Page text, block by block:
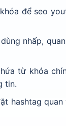
để seo
nhấp,
từ khóa
tin.
hashtag